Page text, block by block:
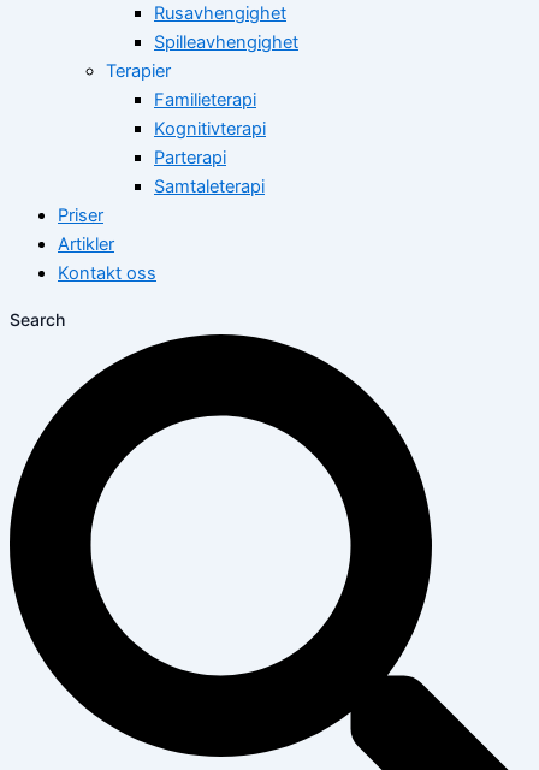
Rusavhengighet
Spilleavhengighet
Terapier
Familieterapi
Kognitivterapi
Parterapi
Samtaleterapi
Priser
Artikler
Kontakt oss
Search